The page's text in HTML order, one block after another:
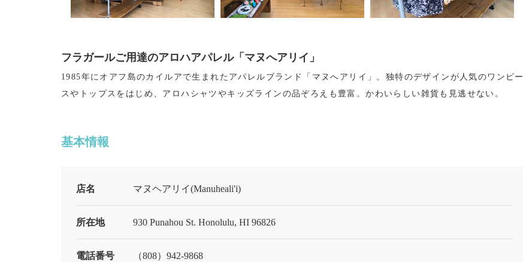
フラガールご用達のアロハアパレル「マヌへアリイ」
1985年にオアフ島のカイルアで生まれたアパレルブランド「マヌへアリイ」。独特のデザインが人気のワンピー
スやトップスをはじめ、アロハシャツやキッズラインの品ぞろえも豊富。かわいらしい雑貨も見逃せない。
基本情報
店名 マヌヘアリイ(Manuheali'i)
所在地 930 Punahou St. Honolulu, HI 96826
電話番号 （808）942-9868